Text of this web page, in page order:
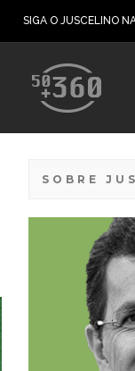
SIGA O JUSCELINO
SOBRE